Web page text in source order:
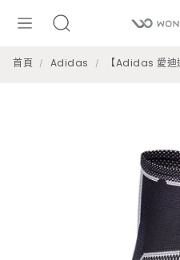
搜
首頁 Adidas 【Adidas 愛迪